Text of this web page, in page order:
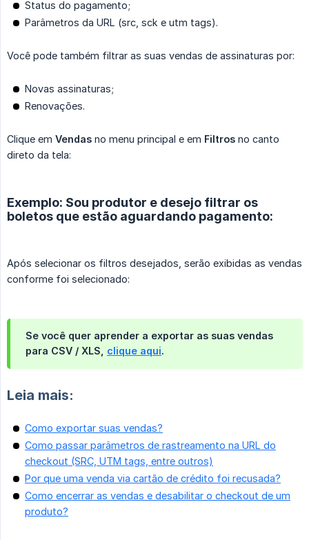
Status do pagamento;
Parâmetros da URL (src, sck e utm tags).
Você pode também filtrar as suas vendas de assinaturas por:
Novas assinaturas;
Renovações.
Clique em Vendas no menu principal e em Filtros no canto
direto da tela:
Exemplo: Sou produtor e desejo filtrar os
boletos que estão aguardando pagamento:
Após selecionar os filtros desejados, serão exibidas as vendas
conforme foi selecionado:
Se você quer aprender a exportar as suas vendas
para CSV / XLS, clique aqui.
Leia mais:
Como exportar suas vendas?
Como passar parâmetros de rastreamento na URL do
checkout (SRC, UTM tags, entre outros)
Por que uma venda via cartão de crédito foi recusada?
Como encerrar as vendas e desabilitar o checkout de um
produto?